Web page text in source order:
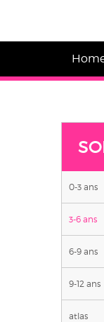
0-3 ans
3-6 ans
6-9 ans
9-12 ans
atlas